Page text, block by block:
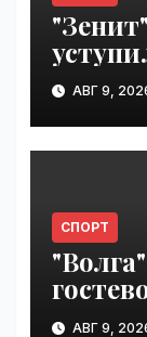
АВГ 9,
СПОРТ
АВГ 9,